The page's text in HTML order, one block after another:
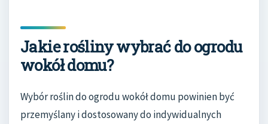
Jakie rośliny wybrać do ogrodu
wokół domu?
Wybór roślin do ogrodu wokół domu powinien być
przemyślany i dostosowany do indywidualnych